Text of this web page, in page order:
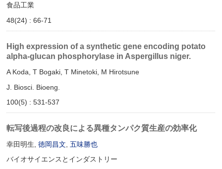
食品工業
48(24) : 66-71
High expression of a synthetic gene encoding potato
alpha-glucan phosphorylase in Aspergillus niger.
A Koda, T Bogaki, T Minetoki, M Hirotsune
J. Biosci. Bioeng.
100(5) : 531-537
転写後過程の改良による異種タンパク質生産の効率化
幸田明生,徳岡昌文 ,五味勝也
バイオサイエンスとインダストリー